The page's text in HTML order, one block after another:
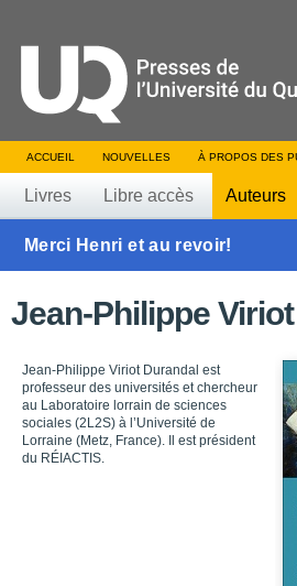
ACCUEIL NOUVELLES À PROPOS DES
Livres Libre accès Auteurs
Merci Henri et au revoir!
Jean-Philippe
Jean-Philippe Viriot Durandal est
professeur des universités et chercheur
au Laboratoire lorrain de sciences
sociales (2L2S) à l’Université de
Lorraine (Metz, France). Il est président
du RÉIACTIS.